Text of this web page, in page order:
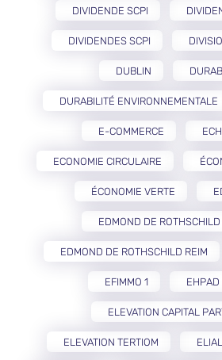
DIVIDENDE SCPI
DIVIDENDES SCPI
DUBLIN
DURABILITÉ ENVIRONNEMENTALE
E-COMMERCE
ECONOMIE CIRCULAIRE
ÉCONOMIE VERTE
EDMOND DE
EDMOND DE ROTHSCHILD REIM
EFIMMO 1 EHPAD
ELEVATION CAPITAL
ELEVATION TERTIOM